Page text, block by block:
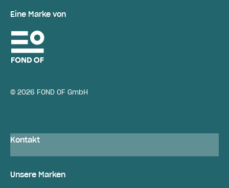
Eine Marke von
© 2026 FOND OF GmbH
Kontakt
Unsere Marken